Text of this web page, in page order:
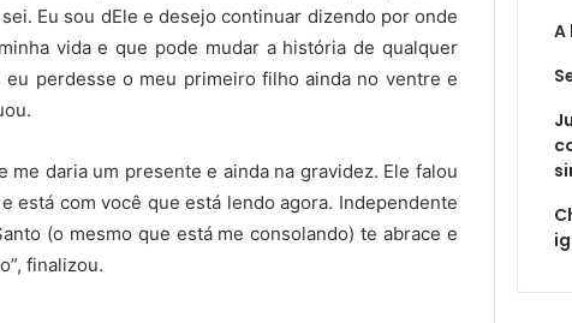
Eu sou dEle e desejo continuar dizendo por onde
vida e que pode mudar a história de qualquer
perdesse o meu primeiro filho ainda no ventre e
me daria um presente e ainda na gravidez. Ele falou
está com você que está lendo agora. Independente
(o mesmo que está me consolando) te abrace e
finalizou.
A